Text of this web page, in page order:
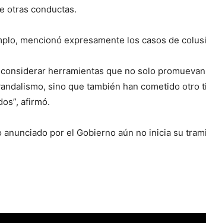
otras conductas.
mencionó expresamente los casos de
herramientas que no solo
sino que también han cometido otro
afirmó.
anunciado por el Gobierno aún no inicia su